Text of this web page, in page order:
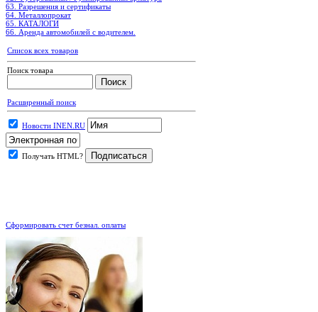
63. Разрешения и сертификаты
64. Металлопрокат
65. КАТАЛОГИ
66. Аренда автомобилей с водителем.
Список всех товаров
Поиск товара
Расширенный поиск
Новости INEN.RU
Получать HTML?
Сформировать счет безнал. оплаты